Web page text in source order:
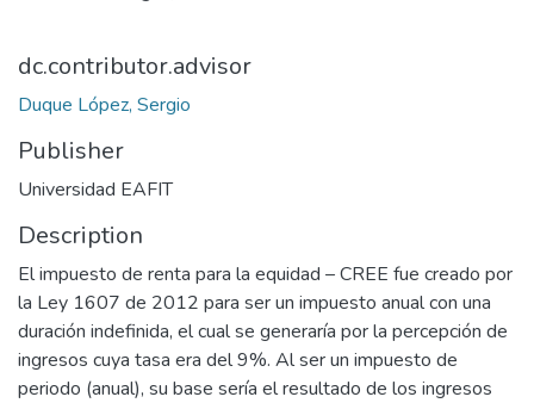
dc.contributor.advisor
Duque López, Sergio
Publisher
Universidad EAFIT
Description
El impuesto de renta para la equidad – CREE fue creado por
la Ley 1607 de 2012 para ser un impuesto anual con una
duración indefinida, el cual se generaría por la percepción de
ingresos cuya tasa era del 9%. Al ser un impuesto de
periodo (anual), su base sería el resultado de los ingresos